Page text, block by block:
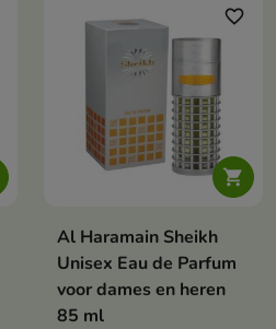

favorite_border
Al Haramain Sheikh
Unisex Eau de Parfum
voor dames en heren
85 ml